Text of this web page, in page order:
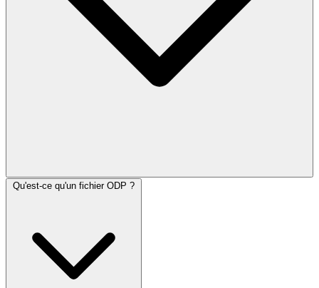
Qu'est-ce qu'un fichier ODP ?